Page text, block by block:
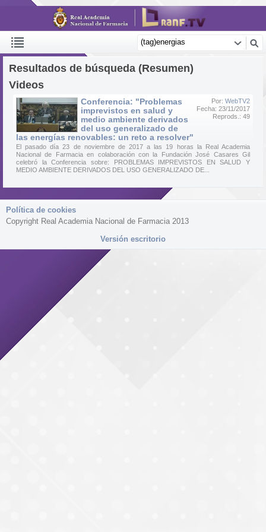
Resultados de búsqueda (Resumen)
Videos
Por: WebTV2
Fecha: 23/11/2017
Reprods.: 49
Conferencia: "Problemas
imprevistos en salud y
medio ambiente derivados
del uso generalizado de
las energías renovables: un reto a resolver"
El pasado día 23 de noviembre de 2017 a las 19 horas la Real Academia
Nacional de Farmacia en colaboración con la Fundación José Casares Gil
celebró la Conferencia sobre: PROBLEMAS IMPREVISTOS EN SALUD Y
MEDIO AMBIENTE DERIVADOS DEL USO GENERALIZADO DE...
Política de cookies
Copyright Real Academia Nacional de Farmacia 2013
Versión escritorio